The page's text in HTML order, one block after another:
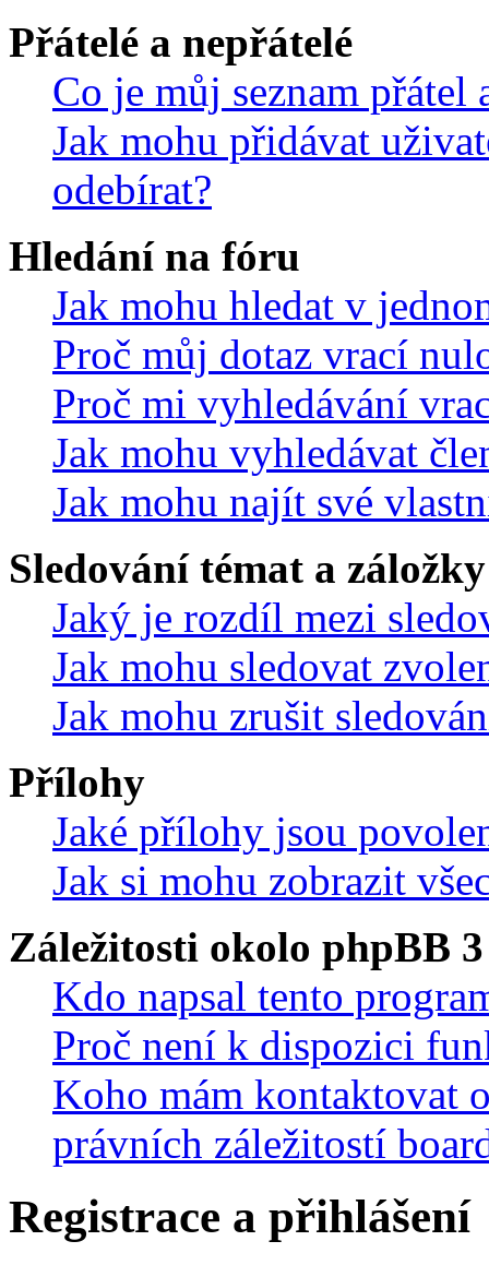
Přátelé a nepřátelé
Co je můj seznam přátel
Jak mohu přidávat
odebírat?
Hledání na fóru
Jak mohu hledat v
Proč můj dotaz vrací
Proč mi vyhledávání
Jak mohu vyhledávat
Jak mohu najít své
Sledování témat a záložky
Jaký je rozdíl mezi
Jak mohu sledovat
Jak mohu zrušit
Přílohy
Jaké přílohy jsou
Jak si mohu zobrazit
Záležitosti okolo phpBB 3
Kdo napsal tento
Proč není k dispozici
Koho mám kontaktovat
právních záležitostí
Registrace a přihlášení